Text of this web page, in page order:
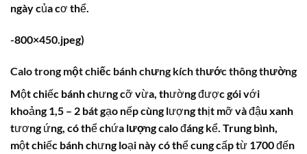
ngày của cơ thể.
-800×450.jpeg)
Calo trong một chiếc bánh chưng kích thước thông thường
Một chiếc bánh chưng cỡ vừa, thường được gói với
khoảng 1,5 – 2 bát gạo nếp cùng lượng thịt mỡ và đậu xanh
tương ứng, có thể chứa lượng calođáng kể. Trung bình,
một chiếc bánh chưng loại này có thể cung cấp từ 1700 đến